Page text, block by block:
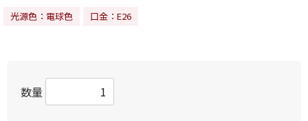
光源色：電球色 口金：E26
数量